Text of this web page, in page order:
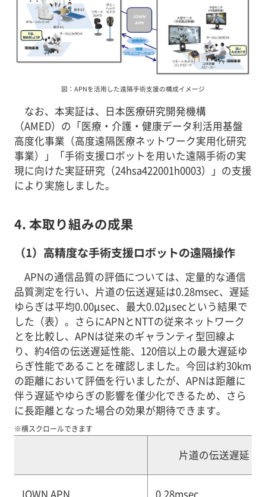
図：APNを活用した遠隔手術支援の構成イメージ
なお、本実証は、日本医療研究開発機構
（AMED）の「医療・介護・健康データ利活用基盤
高度化事業（高度遠隔医療ネットワーク実用化研究
事業）」「手術支援ロボットを用いた遠隔手術の実
現に向けた実証研究（24hsa422001h0003）」の支援
により実施しました。
4. 本取り組みの成果
（1）高精度な手術支援ロボットの遠隔操作
APNの通信品質の評価については、定量的な通信
品質測定を行い、片道の伝送遅延は0.28msec、遅延
ゆらぎは平均0.00μsec、最大0.02μsecという結果で
した（表）。さらにAPNとNTTの従来ネットワーク
とを比較し、APNは従来のギャランティ型回線よ
り、約4倍の伝送遅延性能、120倍以上の最大遅延ゆ
らぎ性能であることを確認しました。今回は約30km
の距離において評価を行いましたが、APNは距離に
伴う遅延やゆらぎの影響を僅少化できるため、さら
に長距離となった場合の効果が期待できます。
※横スクロールできます
片道の伝送遅延
IOWN APN 0.28msec